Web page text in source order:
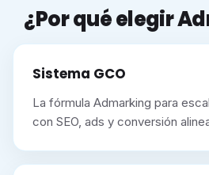
¿Por qué elegir
Sistema GCO
La fórmula Admarking para
con SEO, ads y conversión